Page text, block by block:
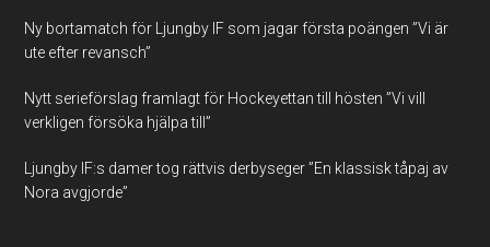
Ny bortamatch för Ljungby IF som jagar första poängen ”Vi är
ute efter revansch”
Nytt serieförslag framlagt för Hockeyettan till hösten ”Vi vill
verkligen försöka hjälpa till”
Ljungby IF:s damer tog rättvis derbyseger ”En klassisk tåpaj av
Nora avgjorde”